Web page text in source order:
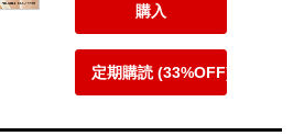
購入
定期購読 (33%OFF)